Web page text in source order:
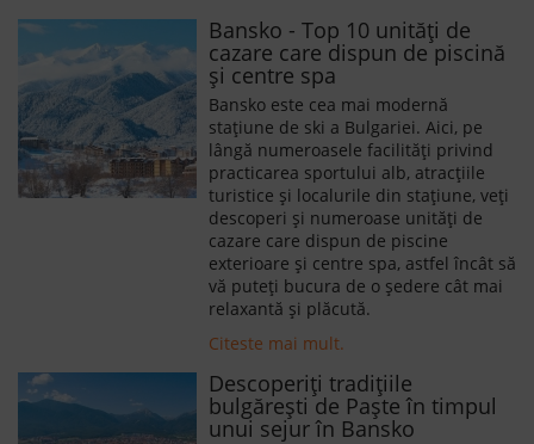
Bansko - Top 10 unități de
cazare care dispun de piscină
și centre spa
Bansko este cea mai modernă
stațiune de ski a Bulgariei. Aici, pe
lângă numeroasele facilități privind
practicarea sportului alb, atracțiile
turistice și localurile din stațiune, veți
descoperi și numeroase unități de
cazare care dispun de piscine
exterioare și centre spa, astfel încât să
vă puteți bucura de o ședere cât mai
relaxantă și plăcută.
Citeste mai mult.
Descoperiți tradițiile
bulgărești de Paște în timpul
unui sejur în Bansko